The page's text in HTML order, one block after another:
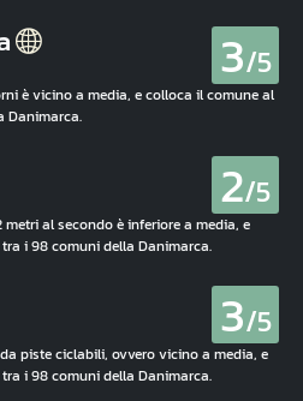
3/5
è vicino a media, e colloca il comune al
Danimarca.
2/5
al secondo è inferiore a media, e
i 98 comuni della Danimarca.
3/5
piste ciclabili, ovvero vicino a media, e
i 98 comuni della Danimarca.